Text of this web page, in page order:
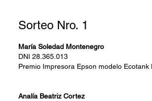
Sorteo Nro. 1
María Soledad Montenegro
DNI 28.365.013
Premio Impresora Epson modelo Ecotank
Analía Beatriz Cortez